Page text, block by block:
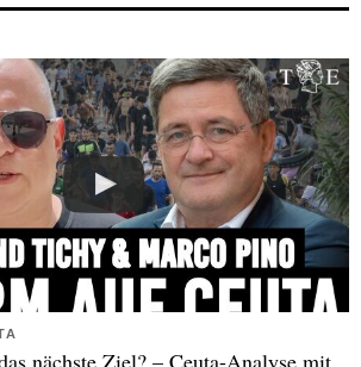
nächste Ziel? – Ceuta-Analyse mit